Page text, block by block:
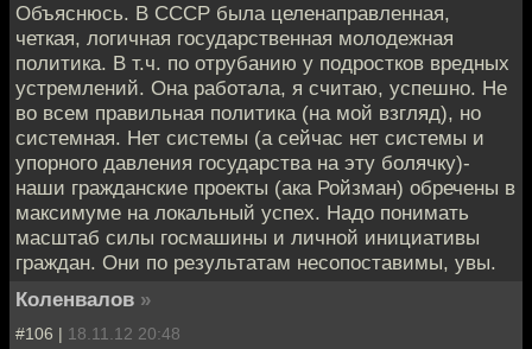
Объяснюсь. В СССР была целенаправленная,
четкая, логичная государственная молодежная
политика. В т.ч. по отрубанию у подростков вредных
устремлений. Она работала, я считаю, успешно. Не
во всем правильная политика (на мой взгляд), но
системная. Нет системы (а сейчас нет системы и
упорного давления государства на эту болячку)-
наши гражданские проекты (ака Ройзман) обречены в
максимуме на локальный успех. Надо понимать
масштаб силы госмашины и личной инициативы
граждан. Они по результатам несопоставимы, увы.
Коленвалов »
#106 | 18.11.12 20:48